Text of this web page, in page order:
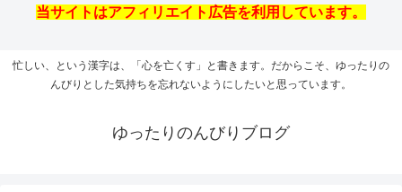
当サイトはアフィリエイト広告を利用しています。
忙しい、という漢字は、「心を亡くす」と書きます。だからこそ、ゆったりの
んびりとした気持ちを忘れないようにしたいと思っています。
ゆったりのんびりブログ